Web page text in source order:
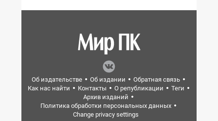
Об издательстве Об издании
Обратная связь
Как нас найти
Контакты О републикации
Теги
Архив изданий
Политика обработки персональных данных
Change privacy settings